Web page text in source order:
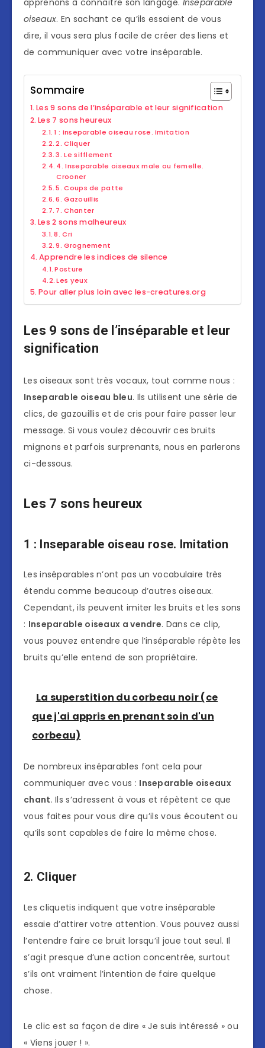
apprenons à connaître son langage. Inseparable
oiseaux. En sachant ce qu’ils essaient de vous
dire, il vous sera plus facile de créer des liens et
de communiquer avec votre inséparable.
Sommaire
Les 9 sons de l’inséparable et leur signification
Les 7 sons heureux
1 : Inseparable oiseau rose. Imitation
2. Cliquer
3. Le sifflement
4. Inseparable oiseaux male ou femelle.
Crooner
5. Coups de patte
6. Gazouillis
7. Chanter
Les 2 sons malheureux
8. Cri
9. Grognement
Apprendre les indices de silence
Posture
Les yeux
Pour aller plus loin avec les-creatures.org
Les 9 sons de l’inséparable et leur
signification
Les oiseaux sont très vocaux, tout comme nous :
Inseparable oiseau bleu. Ils utilisent une série de
clics, de gazouillis et de cris pour faire passer leur
message. Si vous voulez découvrir ces bruits
mignons et parfois surprenants, nous en parlerons
ci-dessous.
Les 7 sons heureux
1 : Inseparable oiseau rose. Imitation
Les inséparables n’ont pas un vocabulaire très
étendu comme beaucoup d’autres oiseaux.
Cependant, ils peuvent imiter les bruits et les sons
: Inseparable oiseaux a vendre. Dans ce clip,
vous pouvez entendre que l’inséparable répète les
bruits qu’elle entend de son propriétaire.
La superstition du corbeau noir (ce
que j'ai appris en prenant soin d'un
corbeau)
De nombreux inséparables font cela pour
communiquer avec vous : Inseparable oiseaux
chant. Ils s’adressent à vous et répètent ce que
vous faites pour vous dire qu’ils vous écoutent ou
qu’ils sont capables de faire la même chose.
2. Cliquer
Les cliquetis indiquent que votre inséparable
essaie d’attirer votre attention. Vous pouvez aussi
l’entendre faire ce bruit lorsqu’il joue tout seul. Il
s’agit presque d’une action concentrée, surtout
s’ils ont vraiment l’intention de faire quelque
chose.
Le clic est sa façon de dire « Je suis intéressé » ou
« Viens jouer ! ».